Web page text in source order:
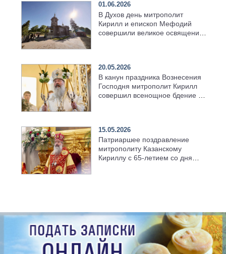
01.06.2026
В Духов день митрополит
Кирилл и епископ Мефодий
совершили великое освящение
20.05.2026
В канун праздника Вознесения
Господня митрополит Кирилл
совершил всенощное бдение в
15.05.2026
Патриаршее поздравление
митрополиту Казанскому
Кириллу с 65-летием со дня